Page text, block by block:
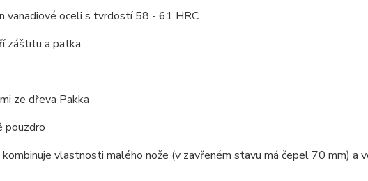
vanadiové oceli s tvrdostí 58 - 61 HRC
záštitu a patka
ze dřeva Pakka
pouzdro
vlastnosti malého nože (v zavřeném stavu má čepel 70 mm) a